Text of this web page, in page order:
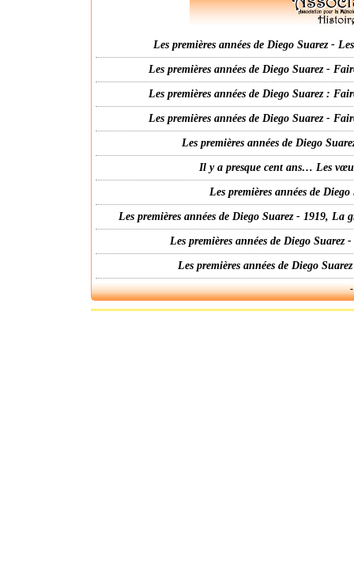
Les premières années de Diego Suarez -
Les premières années de Diego Suarez -
Les premières années de Diego Suarez :
Les premières années de Diego Suarez -
Les premières années de Diego
Il y a presque cent ans… Les
Les premières années de
Les premières années de Diego Suarez - 1919,
Les premières années de Diego
Les premières années de Diego